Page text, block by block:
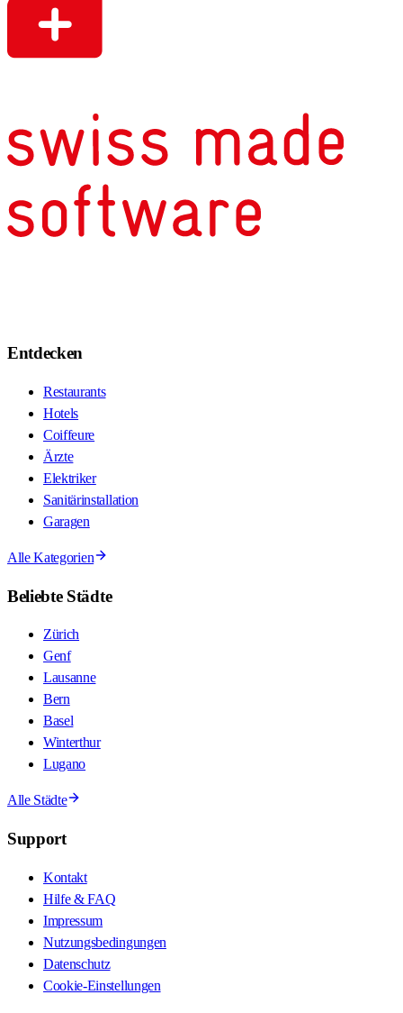
Entdecken
Restaurants
Hotels
Coiffeure
Ärzte
Elektriker
Sanitärinstallation
Garagen
Alle Kategorien
Beliebte Städte
Zürich
Genf
Lausanne
Bern
Basel
Winterthur
Lugano
Alle Städte
Support
Kontakt
Hilfe & FAQ
Impressum
Nutzungsbedingungen
Datenschutz
Cookie-Einstellungen